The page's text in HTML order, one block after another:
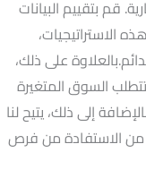
قم بتقييم البيانات
الاستراتيجيات،
على ذلك،
السوق المتغيرة
إلى ذلك، يتيح لنا
من الاستفادة من فرص